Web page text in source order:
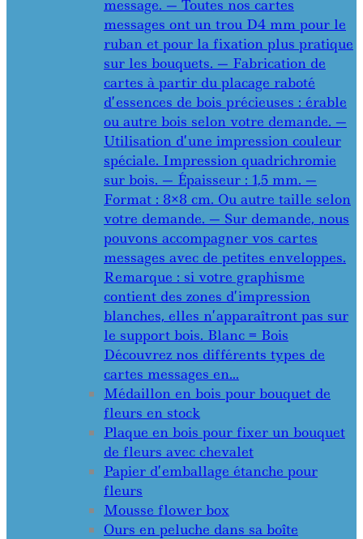
message. — Toutes nos cartes
messages ont un trou D4 mm pour le
ruban et pour la fixation plus pratique
sur les bouquets. — Fabrication de
cartes à partir du placage raboté
d’essences de bois précieuses : érable
ou autre bois selon votre demande. —
Utilisation d’une impression couleur
spéciale. Impression quadrichromie
sur bois. — Épaisseur : 1,5 mm. —
Format : 8×8 cm. Ou autre taille selon
votre demande. — Sur demande, nous
pouvons accompagner vos cartes
messages avec de petites enveloppes.
Remarque : si votre graphisme
contient des zones d’impression
blanches, elles n’apparaîtront pas sur
le support bois. Blanc = Bois
Découvrez nos différents types de
cartes messages en…
Médaillon en bois pour bouquet de
fleurs en stock
Plaque en bois pour fixer un bouquet
de fleurs avec chevalet
Papier d’emballage étanche pour
fleurs
Mousse flower box
Ours en peluche dans sa boîte